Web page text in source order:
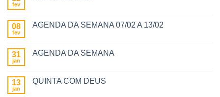
fev
08
fev
AGENDA DA SEMANA 07/02 A 13/02
31
jan
AGENDA DA SEMANA
13
jan
QUINTA COM DEUS